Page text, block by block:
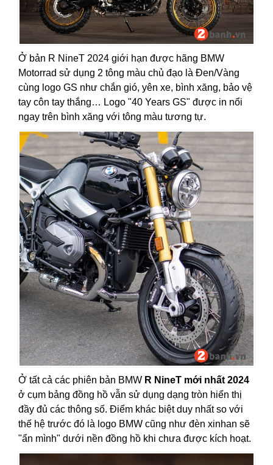
Ở bản R NineT 2024 giới hạn được hãng BMW
Motorrad sử dụng 2 tông màu chủ đạo là Đen/Vàng
cùng logo GS như chắn gió, yên xe, bình xăng, bảo vệ
tay côn tay thắng… Logo "40 Years GS" được in nổi
ngay trên bình xăng với tông màu tương tự.
Ở tất cả các phiên bản BMW R NineT mới nhất 2024
ở cụm bảng đồng hồ vẫn sử dụng dạng tròn hiển thị
đầy đủ các thông số. Điểm khác biệt duy nhất so với
thế hệ trước đó là logo BMW cũng như đèn xinhan sẽ
"ẩn mình" dưới nền đồng hồ khi chưa được kích hoạt.